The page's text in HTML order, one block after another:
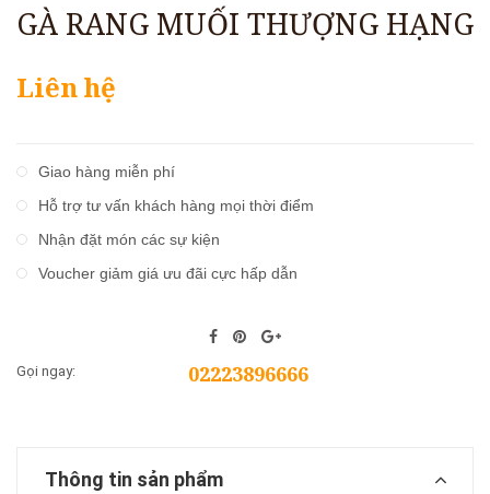
GÀ RANG MUỐI THƯỢNG HẠNG
Liên hệ
Giao hàng miễn phí
Hỗ trợ tư vấn khách hàng mọi thời điểm
Nhận đặt món các sự kiện
Voucher giảm giá ưu đãi cực hấp dẫn
Gọi ngay: 02223896666
Thông tin sản phẩm